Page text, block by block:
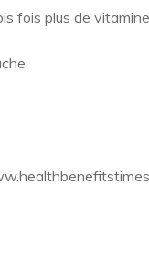
fois plus de